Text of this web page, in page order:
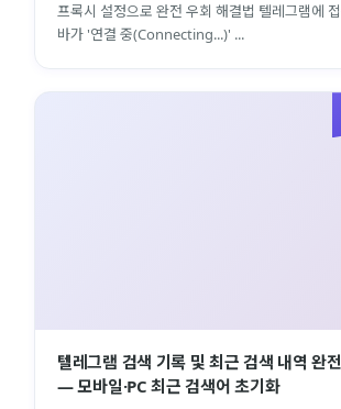
프록시 설정으로 완전 우회 해결법 텔레그램에
바가 '연결 중(Connecting...)' ...
텔레그램 검색 기록 및 최근 검색 내역 완
— 모바일·PC 최근 검색어 초기화